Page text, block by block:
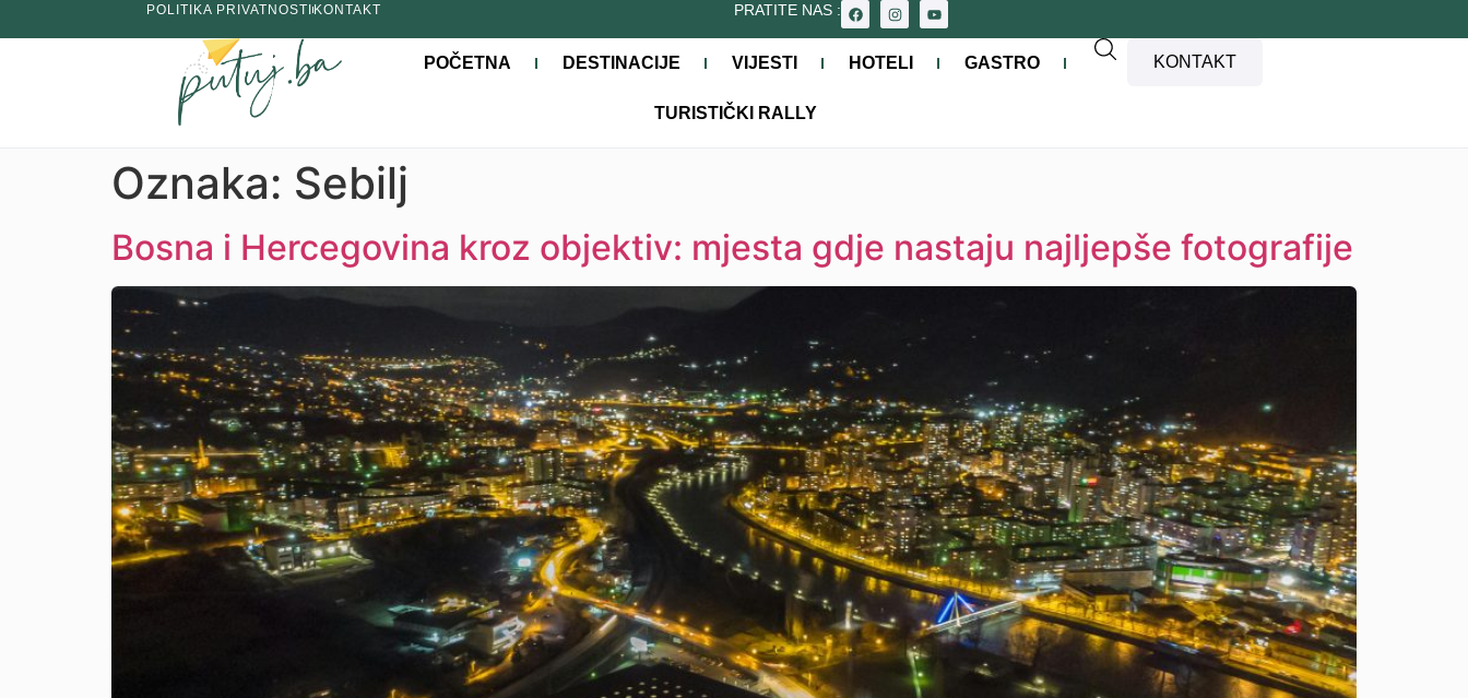
POLITIKA PRIVATNOSTIKONTAKT PRATITE NAS :
POČETNA DESTINACIJE VIJESTI HOTELI GASTRO
TURISTIČKI RALLY
KONTAKT
Oznaka: Sebilj
Bosna i Hercegovina kroz objektiv: mjesta gdje nastaju najljepše fotografije